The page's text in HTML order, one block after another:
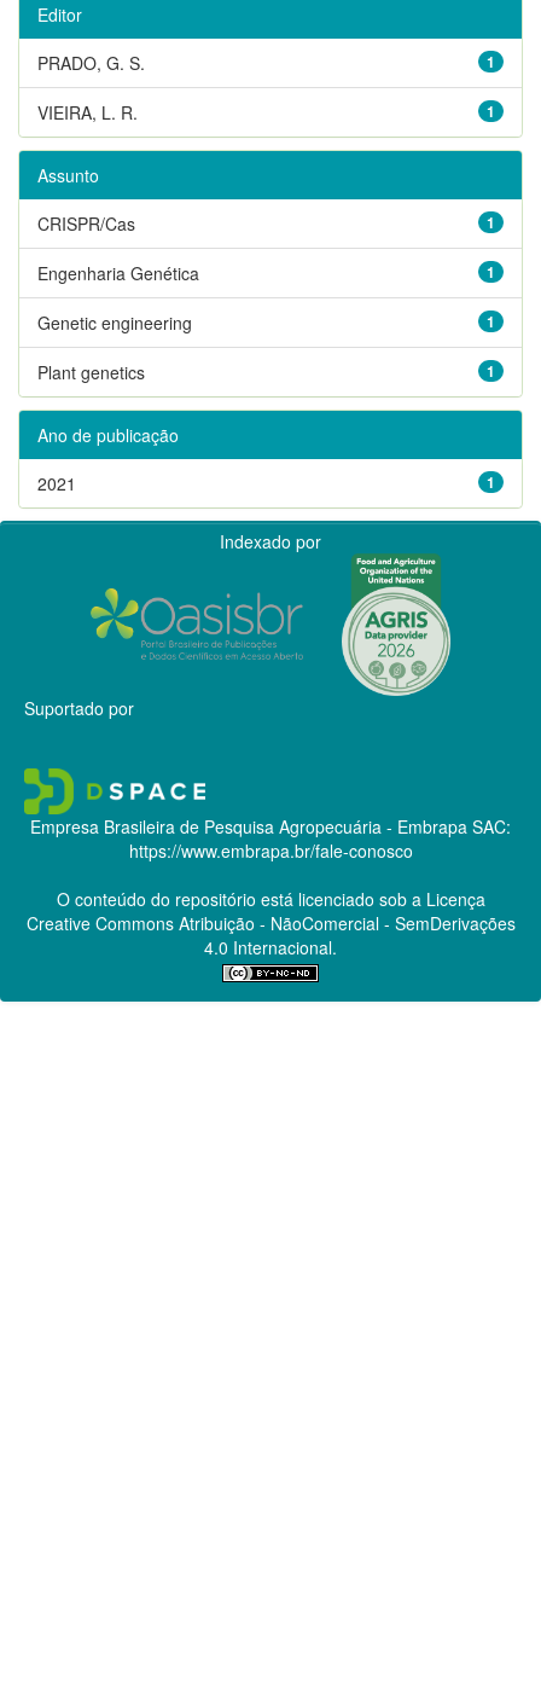
Editor
1
PRADO, G. S.
1
VIEIRA, L. R.
Assunto
1
CRISPR/Cas
1
Engenharia Genética
1
Genetic engineering
1
Plant genetics
Ano de publicação
1
2021
Indexado por
Suportado por
Empresa Brasileira de Pesquisa Agropecuária - Embrapa SAC:
https://www.embrapa.br/fale-conosco
O conteúdo do repositório está licenciado sob a Licença
Creative CommonsAtribuição - NãoComercial - SemDerivações
4.0 Internacional.